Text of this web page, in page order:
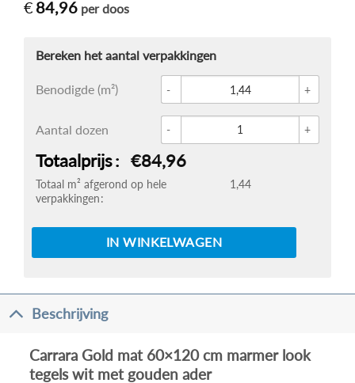
€ 84,96 per doos
Benodigde (m²) Glace
Aantal dozen
Totaal m² afgerond op hele
verpakkingen
1,44
Totaalprijs €84,96
IN WINKELWAGEN
Beschrijving
Carrara Gold mat 60×120 cm marmer look
tegels wit met gouden ader